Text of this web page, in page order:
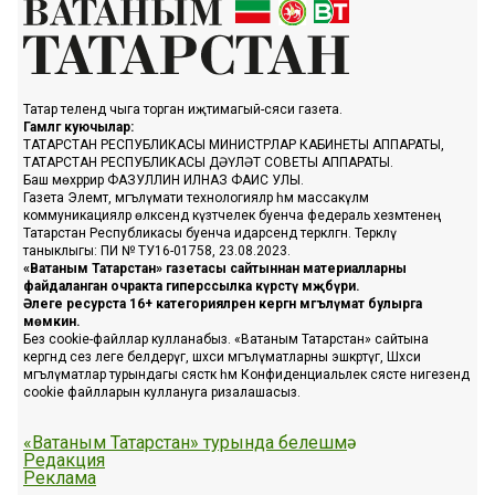
Татар телендә чыга торган иҗтимагый-сәяси газета.
Гамәлгә куючылар:
ТАТАРСТАН РЕСПУБЛИКАСЫ МИНИСТРЛАР КАБИНЕТЫ АППАРАТЫ,
ТАТАРСТАН РЕСПУБЛИКАСЫ ДӘҮЛӘТ СОВЕТЫ АППАРАТЫ.
Баш мөхәррир ФАЗУЛЛИН ИЛНАЗ ФАИС УЛЫ.
Газета Элемтә, мәгълүмати технологияләр һәм массакүләм
коммуникацияләр өлкәсендә күзәтчелек буенча федераль хезмәтенең
Татарстан Республикасы буенча идарәсендә теркәлгән. Теркәлү
таныклыгы: ПИ № ТУ16-01758, 23.08.2023.
«Ватаным Татарстан» газетасы сайтыннан материалларны
файдаланган очракта гиперссылка күрсәтү мәҗбүри.
Әлеге ресурста 16+ категорияләренә кергән мәгълүмат булырга
мөмкин.
Без cookie-файллар кулланабыз. «Ватаным Татарстан» сайтына
кергәндә сез әлеге белдерүгә, шәхси мәгълүматларны эшкәртүгә, Шәхси
мәгълүматлар турындагы сәясәткә һәм Конфиденциальлек сәясәте нигезендә
cookie файлларын куллануга ризалашасыз.
«Ватаным Татарстан» турында белешмә
Редакция
Реклама